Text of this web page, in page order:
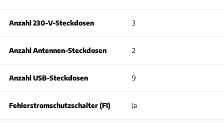
Anzahl 230-V-Steckdosen 3
Anzahl Antennen-Steckdosen 2
Anzahl USB-Steckdosen 9
Fehlerstromschutzschalter (FI) Ja